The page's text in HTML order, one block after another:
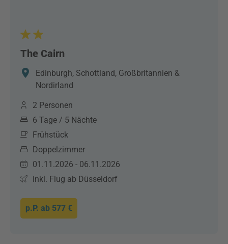
The Cairn
Edinburgh, Schottland, Großbritannien &
Nordirland
2 Personen
6 Tage / 5 Nächte
Frühstück
Doppelzimmer
01.11.2026 - 06.11.2026
inkl. Flug ab Düsseldorf
p.P. ab 577 €